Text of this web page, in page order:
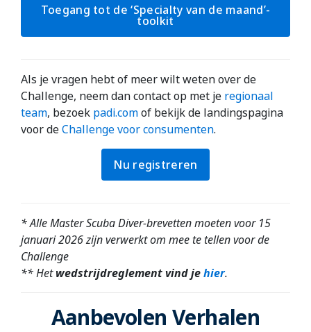
Toegang tot de ‘Specialty van de maand’-
toolkit
Als je vragen hebt of meer wilt weten over de
Challenge, neem dan contact op met je regionaal
team, bezoek padi.comof bekijk de landingspagina
voor deChallenge voor consumenten.
Nu registreren
*Alle Master Scuba Diver-brevetten moeten voor 15
januari 2026 zijn verwerkt om mee te tellen voor de
Challenge
** Hetwedstrijdreglement vind jehier.
Aanbevolen Verhalen